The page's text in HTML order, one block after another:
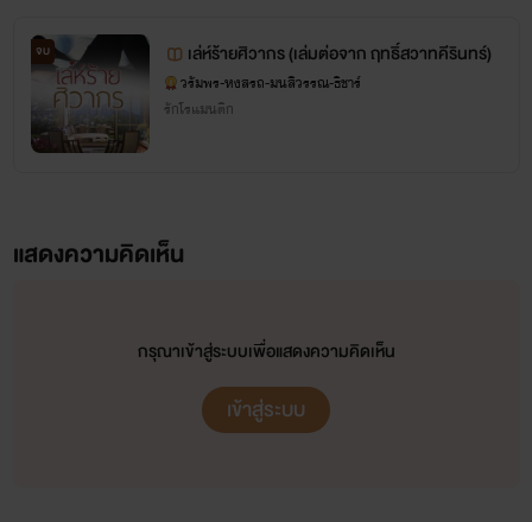
จบ เล่ห์ร้ายศิวากร (เล่มต่อจาก ฤทธิ์สวาทคีรินทร์)
วรัมพร-หงสรถ-มนสิวรรณ-ธิชาร์
รักโรแมนติก
แสดงความคิดเห็น
กรุณาเข้าสู่ระบบเพื่อแสดงความคิดเห็น
เข้าสู่ระบบ